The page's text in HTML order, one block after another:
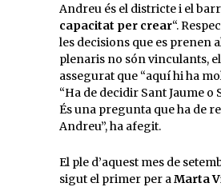
Andreu és el districte i el
capacitat per crear“.
les decisions que es prenen
plenaris no són vinculants,
assegurat que “aquí hi ha
“Ha de decidir Sant Jaume o
És una pregunta que ha de
Andreu”, ha afegit.
El ple d’aquest mes de
sigut el primer per aMarta